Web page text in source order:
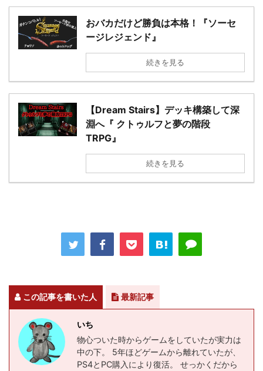
おバカだけど勝負は本格！『ソーセ
ージレジェンド』
続きを見る
【Dream Stairs】デッキ構築して深
淵へ『 クトゥルフと夢の階段
TRPG』
続きを見る
この記事を書いた人 最新記事
いち
物心ついた時からゲームをしていたが実力は
中の下。 5年ほどゲームから離れていたが、
PS4とPC購入により復活。 せっかくだから